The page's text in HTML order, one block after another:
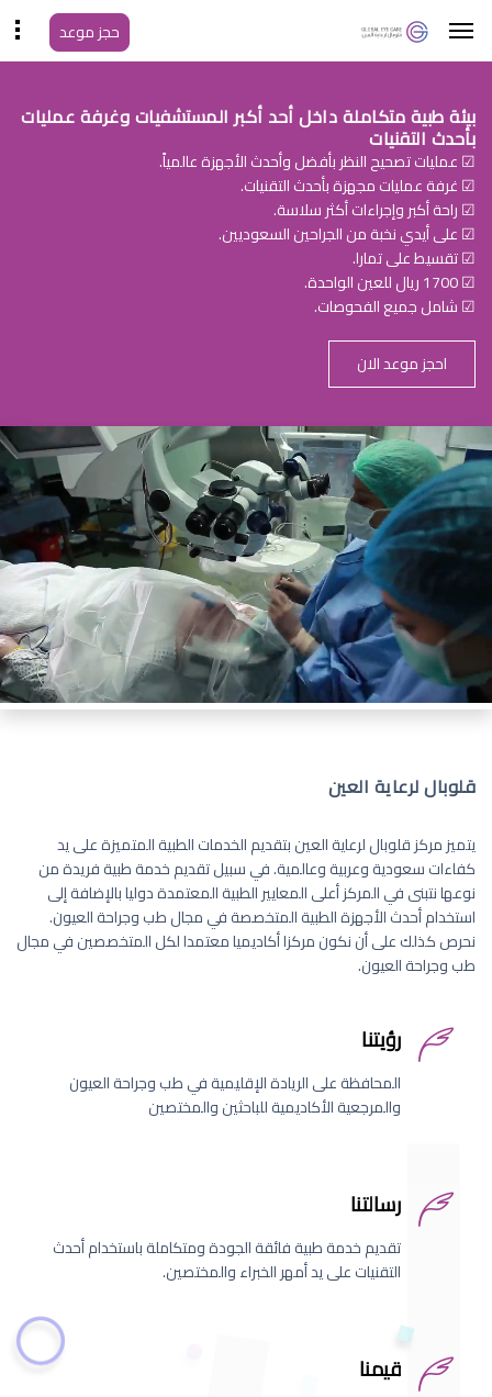
حجز موعد
بيئة طبية متكاملة داخل أحد أكبر المستشفيات وغرفة عمليات
بأحدث التقنيات
☑ عمليات تصحيح النظر بأفضل وأحدث الأجهزة عالمياً.
☑ غرفة عمليات مجهزة بأحدث التقنيات.
☑ راحة أكبر وإجراءات أكثر سلاسة.
☑ على أيدي نخبة من الجراحين السعوديين.
☑ تقسيط على تمارا.
☑ 1700 ريال للعين الواحدة.
☑ شامل جميع الفحوصات.
احجز موعد الان
قلوبال لرعاية العين
يتميز مركز قلوبال لرعاية العين بتقديم الخدمات الطبية المتميزة على يد
كفاءات سعودية وعربية وعالمية. في سبيل تقديم خدمة طبية فريدة من
نوعها نتبنى في المركز أعلى المعايير الطبية المعتمدة دوليا بالإضافة إلى
استخدام أحدث الأجهزة الطبية المتخصصة في مجال طب وجراحة العيون.
نحرص كذلك على أن نكون مركزا أكاديميا معتمدا لكل المتخصصين في مجال
طب وجراحة العيون.
رؤيتنا
المحافظة على الريادة الإقليمية في طب وجراحة العيون
والمرجعية الأكاديمية للباحثين والمختصين
رسالتنا
تقديم خدمة طبية فائقة الجودة ومتكاملة باستخدام أحدث
التقنيات على يد أمهر الخبراء والمختصين.
قيمنا